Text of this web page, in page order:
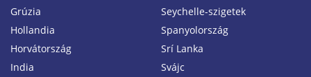
Grúzia
Hollandia
Horvátország
India
Seychelle-szigetek
Spanyolország
Srí Lanka
Svájc